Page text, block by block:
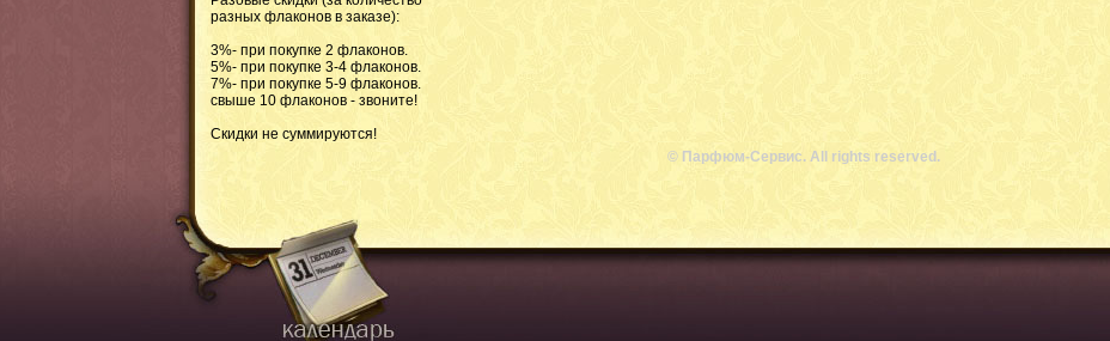
разных флаконов в заказе):
3%- при покупке 2 флаконов.
5%- при покупке 3-4 флаконов.
7%- при покупке 5-9 флаконов.
свыше 10 флаконов - звоните!
Скидки не суммируются!
© Парфюм-Сервис. All rights reserved.